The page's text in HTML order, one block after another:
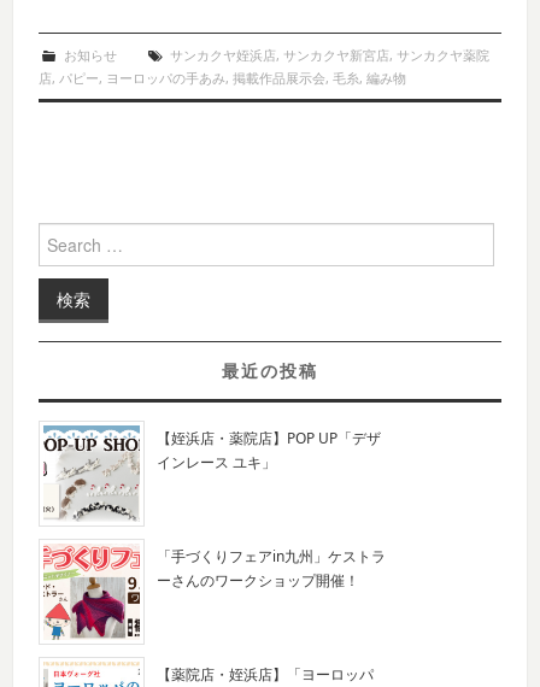
お知らせ サンカクヤ姪浜店, サンカクヤ新宮店, サンカクヤ薬院
店,パピー, ヨーロッパの手あみ,掲載作品展示会,毛糸,編み物
Search for:
最近の投稿
【姪浜店・薬院店】POP UP「デザ
インレース ユキ」
「手づくりフェアin九州」ケストラ
ーさんのワークショップ開催！
【薬院店・姪浜店】「ヨーロッパ